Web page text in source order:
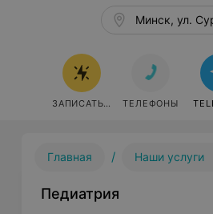
Минск, ул.
ЗАПИСАТЬСЯ ОНЛАЙН
ТЕЛЕФОНЫ
Главная / Наши услуги
Педиатрия